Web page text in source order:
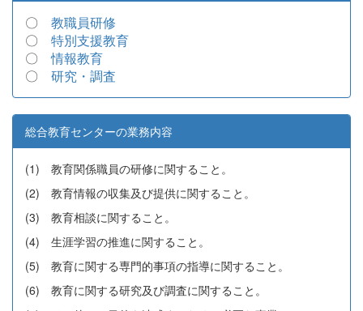
〇 教職員研修
〇 特別支援教育
〇情報教育
〇 研究・調査
総合教育センターの業務内容
(1) 教育関係職員の研修に関すること。
(2) 教育情報の収集及び提供に関すること。
(3) 教育相談に関すること。
(4) 生涯学習の推進に関すること。
(5) 教育に関する専門的事項の指導に関すること。
(6) 教育に関する研究及び調査に関すること。